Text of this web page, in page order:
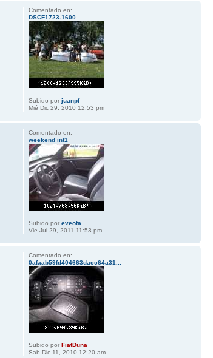
Comentado en:
DSCF1723-1600
Subido por juanpf
Mié Dic 29, 2010 12:53 pm
Comentado en:
weekend int1
Subido por eveota
Vie Jul 29, 2011 11:53 pm
Comentado en:
0afaab59fd404663dacc64a31...
Subido por FiatDuna
Sab Dic 11, 2010 12:20 am